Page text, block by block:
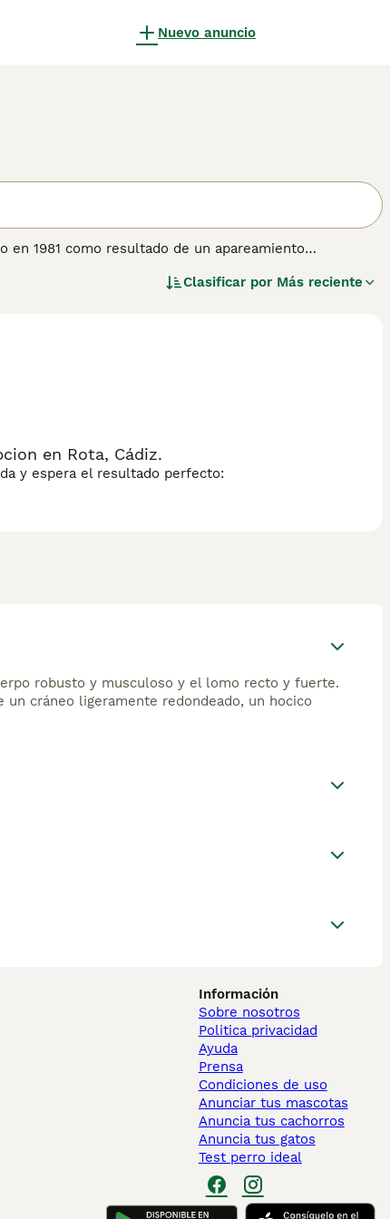
Nuevo anuncio
en 1981 como resultado de un apareamiento
raza fundadora del grupo general de gatos al que el
gatos con pedigrí también incluye el Asian Self, el
largo). La descendencia del cruce de padres Burmés y
que lleva dos genes recesivos: el gen "propio"
el Grupo Asiático fue la primera raza de gatos
estándar de puntos.
Clasificar por Más reciente
en Rota, Cádiz.
y espera el resultado perfecto:
robusto y musculoso y el lomo recto y fuerte.
un cráneo ligeramente redondeado, un hocico
Información
Sobre nosotros
Politica privacidad
Ayuda
Prensa
Condiciones de uso
Anunciar tus mascotas
Anuncia tus cachorros
Anuncia tus gatos
Test perro ideal